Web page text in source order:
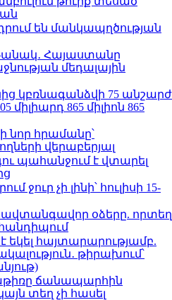
են մանկապղծության
Հայաստանը
մեդալային
կբռնագանձվի 75 անշարժ
միլիարդ 865 միլիոն 865
նոր հրամանը՝
վերաբերյալ
պահանջում է վտարել
ջուր չի լինի՝ հուլիսի 15-
օձերը. որտեղ
եկել հայտարարությամբ.
թիրախում՝
ճանապարհին
տեղ չի հասել